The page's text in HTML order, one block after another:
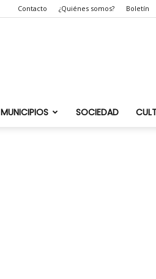
Contacto ¿Quiénes somos? Boletín
MUNICIPIOS SOCIEDAD